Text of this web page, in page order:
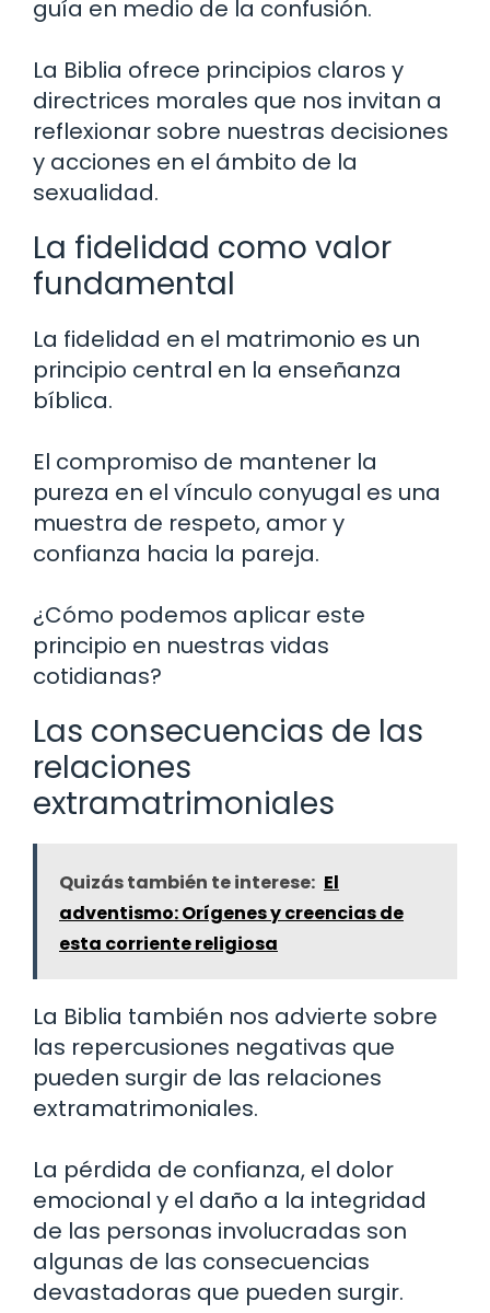
guía en medio de la confusión.
La Biblia ofrece principios claros y
directrices morales que nos invitan a
reflexionar sobre nuestras decisiones
y acciones en el ámbito de la
sexualidad.
La fidelidad como valor
fundamental
La fidelidad en el matrimonio es un
principio central en la enseñanza
bíblica.
El compromiso de mantener la
pureza en el vínculo conyugal es una
muestra de respeto, amor y
confianza hacia la pareja.
¿Cómo podemos aplicar este
principio en nuestras vidas
cotidianas?
Las consecuencias de las
relaciones
extramatrimoniales
Quizás también te interese: El
adventismo: Orígenes y creencias de
esta corriente religiosa
La Biblia también nos advierte sobre
las repercusiones negativas que
pueden surgir de las relaciones
extramatrimoniales.
La pérdida de confianza, el dolor
emocional y el daño a la integridad
de las personas involucradas son
algunas de las consecuencias
devastadoras que pueden surgir.